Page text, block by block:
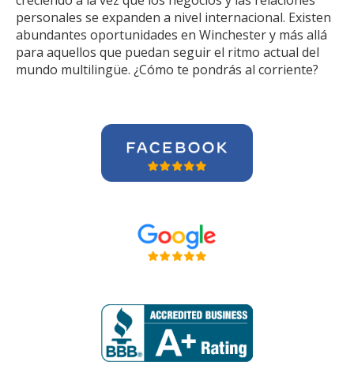
personales se expanden a nivel internacional. Existen
abundantes oportunidades en Winchester y más allá
para aquellos que puedan seguir el ritmo actual del
mundo multilingüe. ¿Cómo te pondrás al corriente?